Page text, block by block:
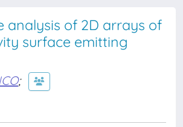
analysis of 2D arrays of
surface emitting
;